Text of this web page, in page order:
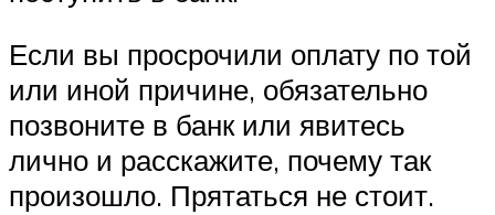
Если вы просрочили оплату по той
или иной причине, обязательно
позвоните в банк или явитесь
лично и расскажите, почему так
произошло. Прятаться не стоит.